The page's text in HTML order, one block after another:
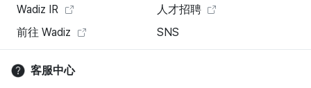
Wadiz IR
人才招聘
前往 Wadiz
SNS
客服中心